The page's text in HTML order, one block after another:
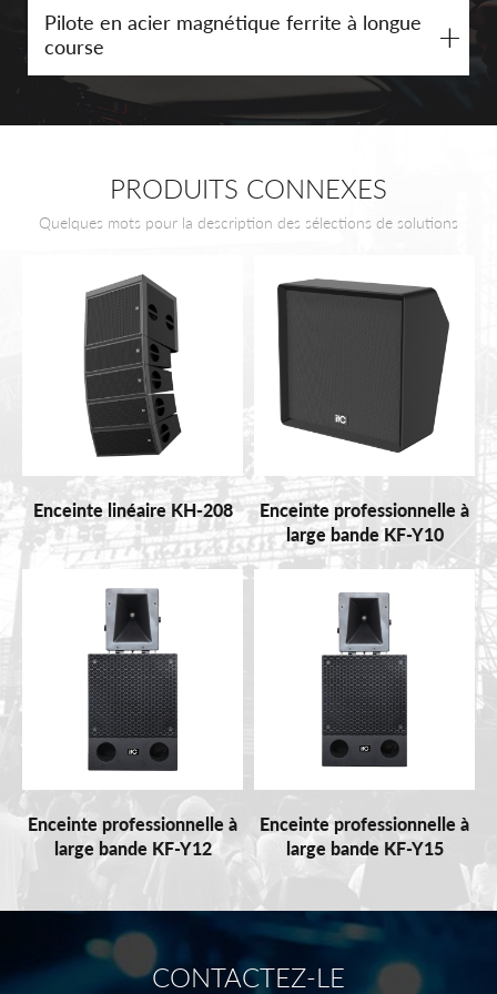
Pilote en acier magnétique ferrite à longue
course
+
PRODUITS CONNEXES
Quelques mots pour la description des sélections de solutions
Enceinte linéaire KH-208
Enceinte professionnelle à
large bande KF-Y10
Enceinte professionnelle à
large bande KF-Y12
Enceinte professionnelle à
large bande KF-Y15
CONTACTEZ-LE